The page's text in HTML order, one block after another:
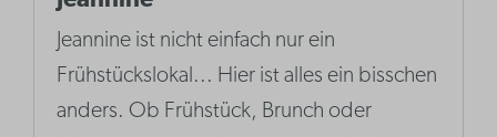
Jeannine ist nicht einfach nur ein
Frühstückslokal... Hier ist alles ein bisschen
anders. Ob Frühstück, Brunch oder